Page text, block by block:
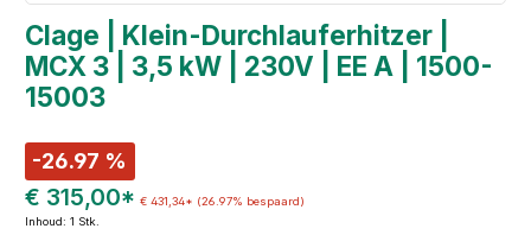
Clage | Klein-Durchlauferhitzer |
MCX 3 | 3,5 kW | 230V | EE A | 1500-
15003
-26.97 %
€ 315,00* € 431,34* (26.97% bespaard)
Inhoud: 1 Stk.